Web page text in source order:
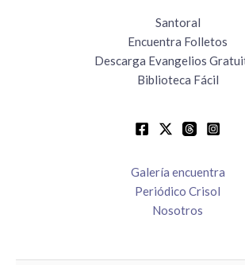
Santoral
Encuentra Folletos
Descarga Evangelios
Biblioteca Fácil
Galería encuentra
Periódico Crisol
Nosotros